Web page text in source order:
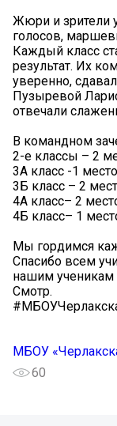
Жюри и зрители
голосов,
Каждый класс
результат. Их
уверенно,
Пузыревой
отвечали
В командном
2-е классы – 2
3А класс -1
3Б класс – 2
4А класс– 2
4Б класс– 1
Мы гордимся
Спасибо всем
нашим ученикам
Смотр.
МБОУ
60